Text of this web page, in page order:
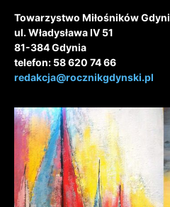
Towarzystwo Miłośników Gdyni
ul. Władysława IV 51
81-384 Gdynia
telefon: 58 620 74 66
redakcja@rocznikgdynski.pl